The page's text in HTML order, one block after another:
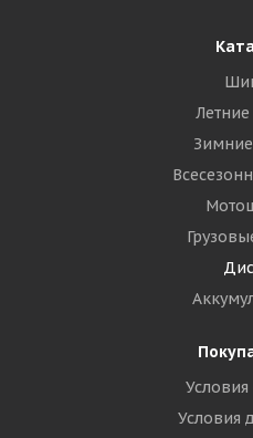
Условия